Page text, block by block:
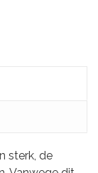
sterk, de